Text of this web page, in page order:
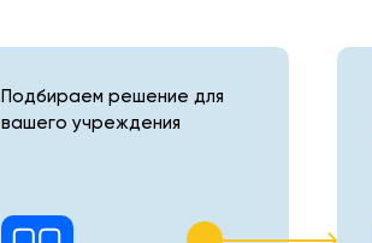
Подбираем решение для
вашего учреждения